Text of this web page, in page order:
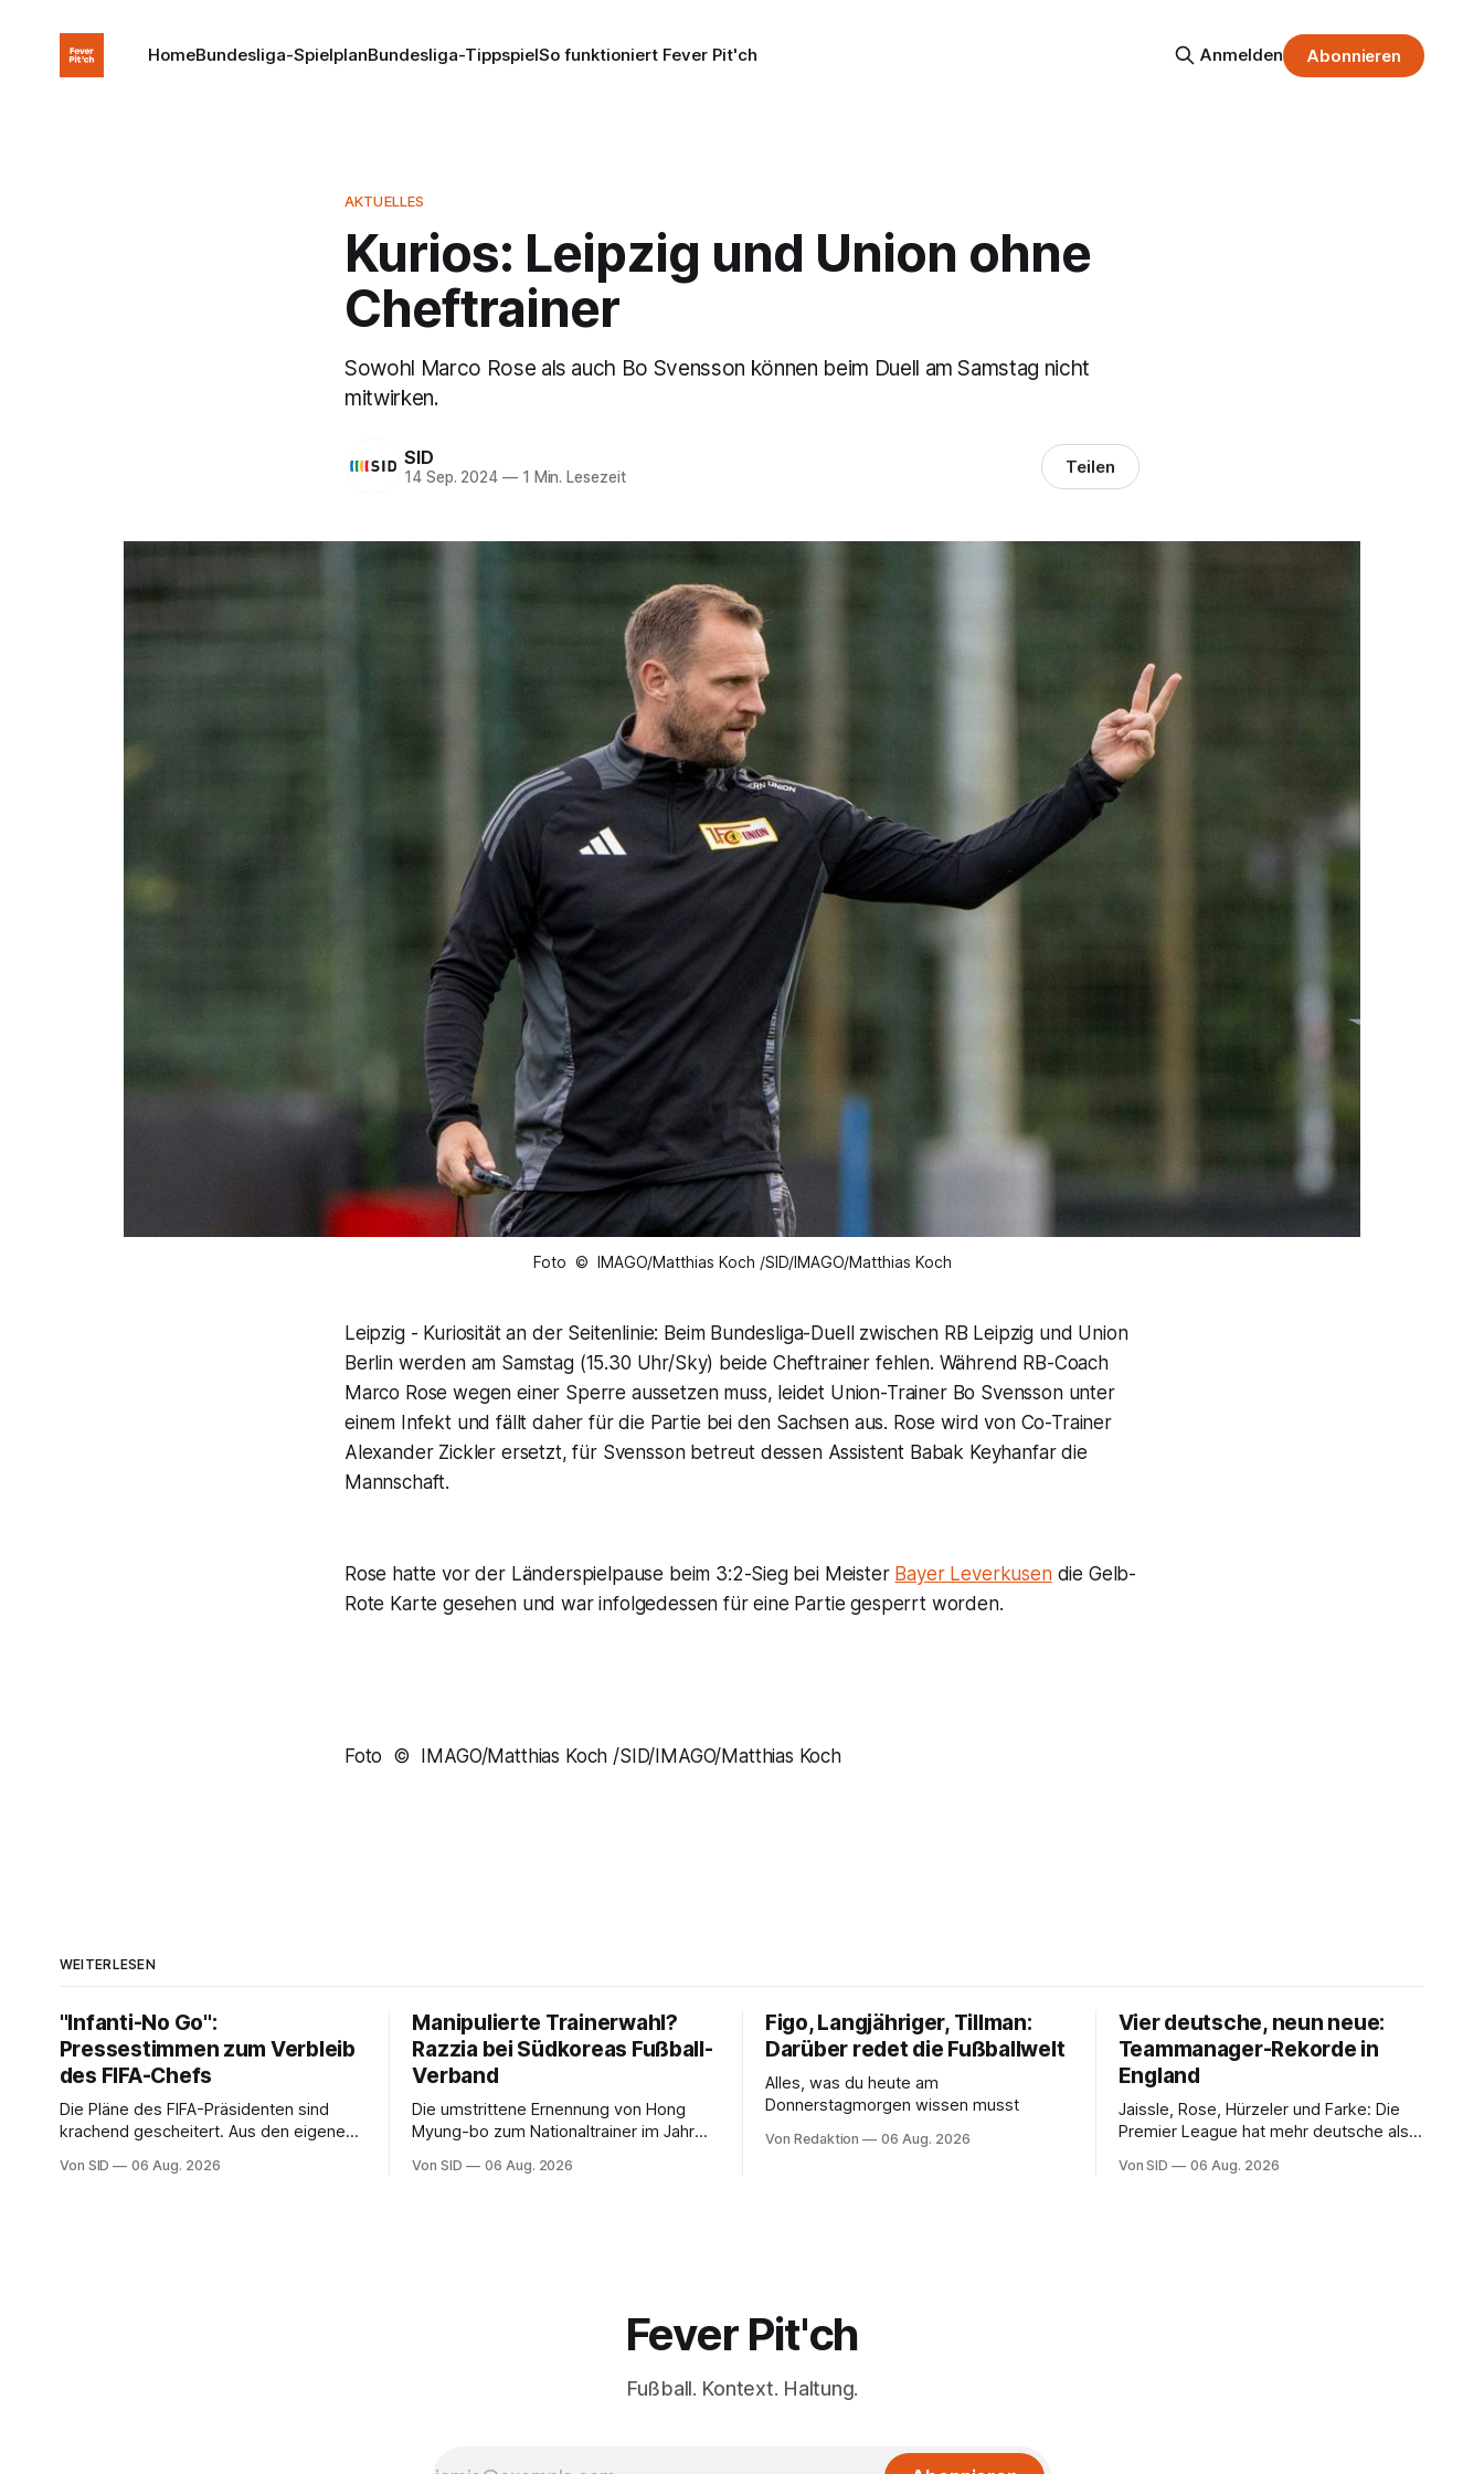
HomeBundesliga-SpielplanBundesliga-TippspielSo funktioniert Fever Pit'ch Anmelden Abonnieren
AKTUELLES
Kurios: Leipzig und Union ohne
Cheftrainer
Sowohl Marco Rose als auch Bo Svensson können beim Duell am Samstag nicht
mitwirken.
SID
14 Sep. 2024 —1 Min. Lesezeit Teilen
Foto © IMAGO/Matthias Koch /SID/IMAGO/Matthias Koch
Leipzig - Kuriosität an der Seitenlinie: Beim Bundesliga-Duell zwischen RB Leipzig und Union
Berlin werden am Samstag (15.30 Uhr/Sky) beide Cheftrainer fehlen. Während RB-Coach
Marco Rose wegen einer Sperre aussetzen muss, leidet Union-Trainer Bo Svensson unter
einem Infekt und fällt daher für die Partie bei den Sachsen aus. Rose wird von Co-Trainer
Alexander Zickler ersetzt, für Svensson betreut dessen Assistent Babak Keyhanfar die
Mannschaft.
Rose hatte vor der Länderspielpause beim 3:2-Sieg bei Meister Bayer Leverkusendie Gelb-
Rote Karte gesehen und war infolgedessen für eine Partie gesperrt worden.
Foto © IMAGO/Matthias Koch /SID/IMAGO/Matthias Koch
WEITERLESEN
"Infanti-No Go":
Pressestimmen zum Verbleib
des FIFA-Chefs
Die Pläne des FIFA-Präsidenten sind
krachend gescheitert. Aus den eigenen
Unterstützung.
Von SID 06 Aug. 2026
Manipulierte Trainerwahl?
Razzia bei Südkoreas Fußball-
Verband
Die umstrittene Ernennung von Hong
Myung-bo zum Nationaltrainer im Jahr
Ermittlungsbehörden.
Von SID 06 Aug. 2026
Figo, Langjähriger, Tillman:
Darüber redet die Fußballwelt
Alles, was du heute am
Donnerstagmorgen wissen musst
Von Redaktion 06 Aug. 2026
Vier deutsche, neun neue:
Teammanager-Rekorde in
England
Jaissle, Rose, Hürzeler und Farke: Die
Premier League hat mehr deutsche als
Von SID 06 Aug. 2026
Fever Pit'ch
Fußball. Kontext. Haltung.